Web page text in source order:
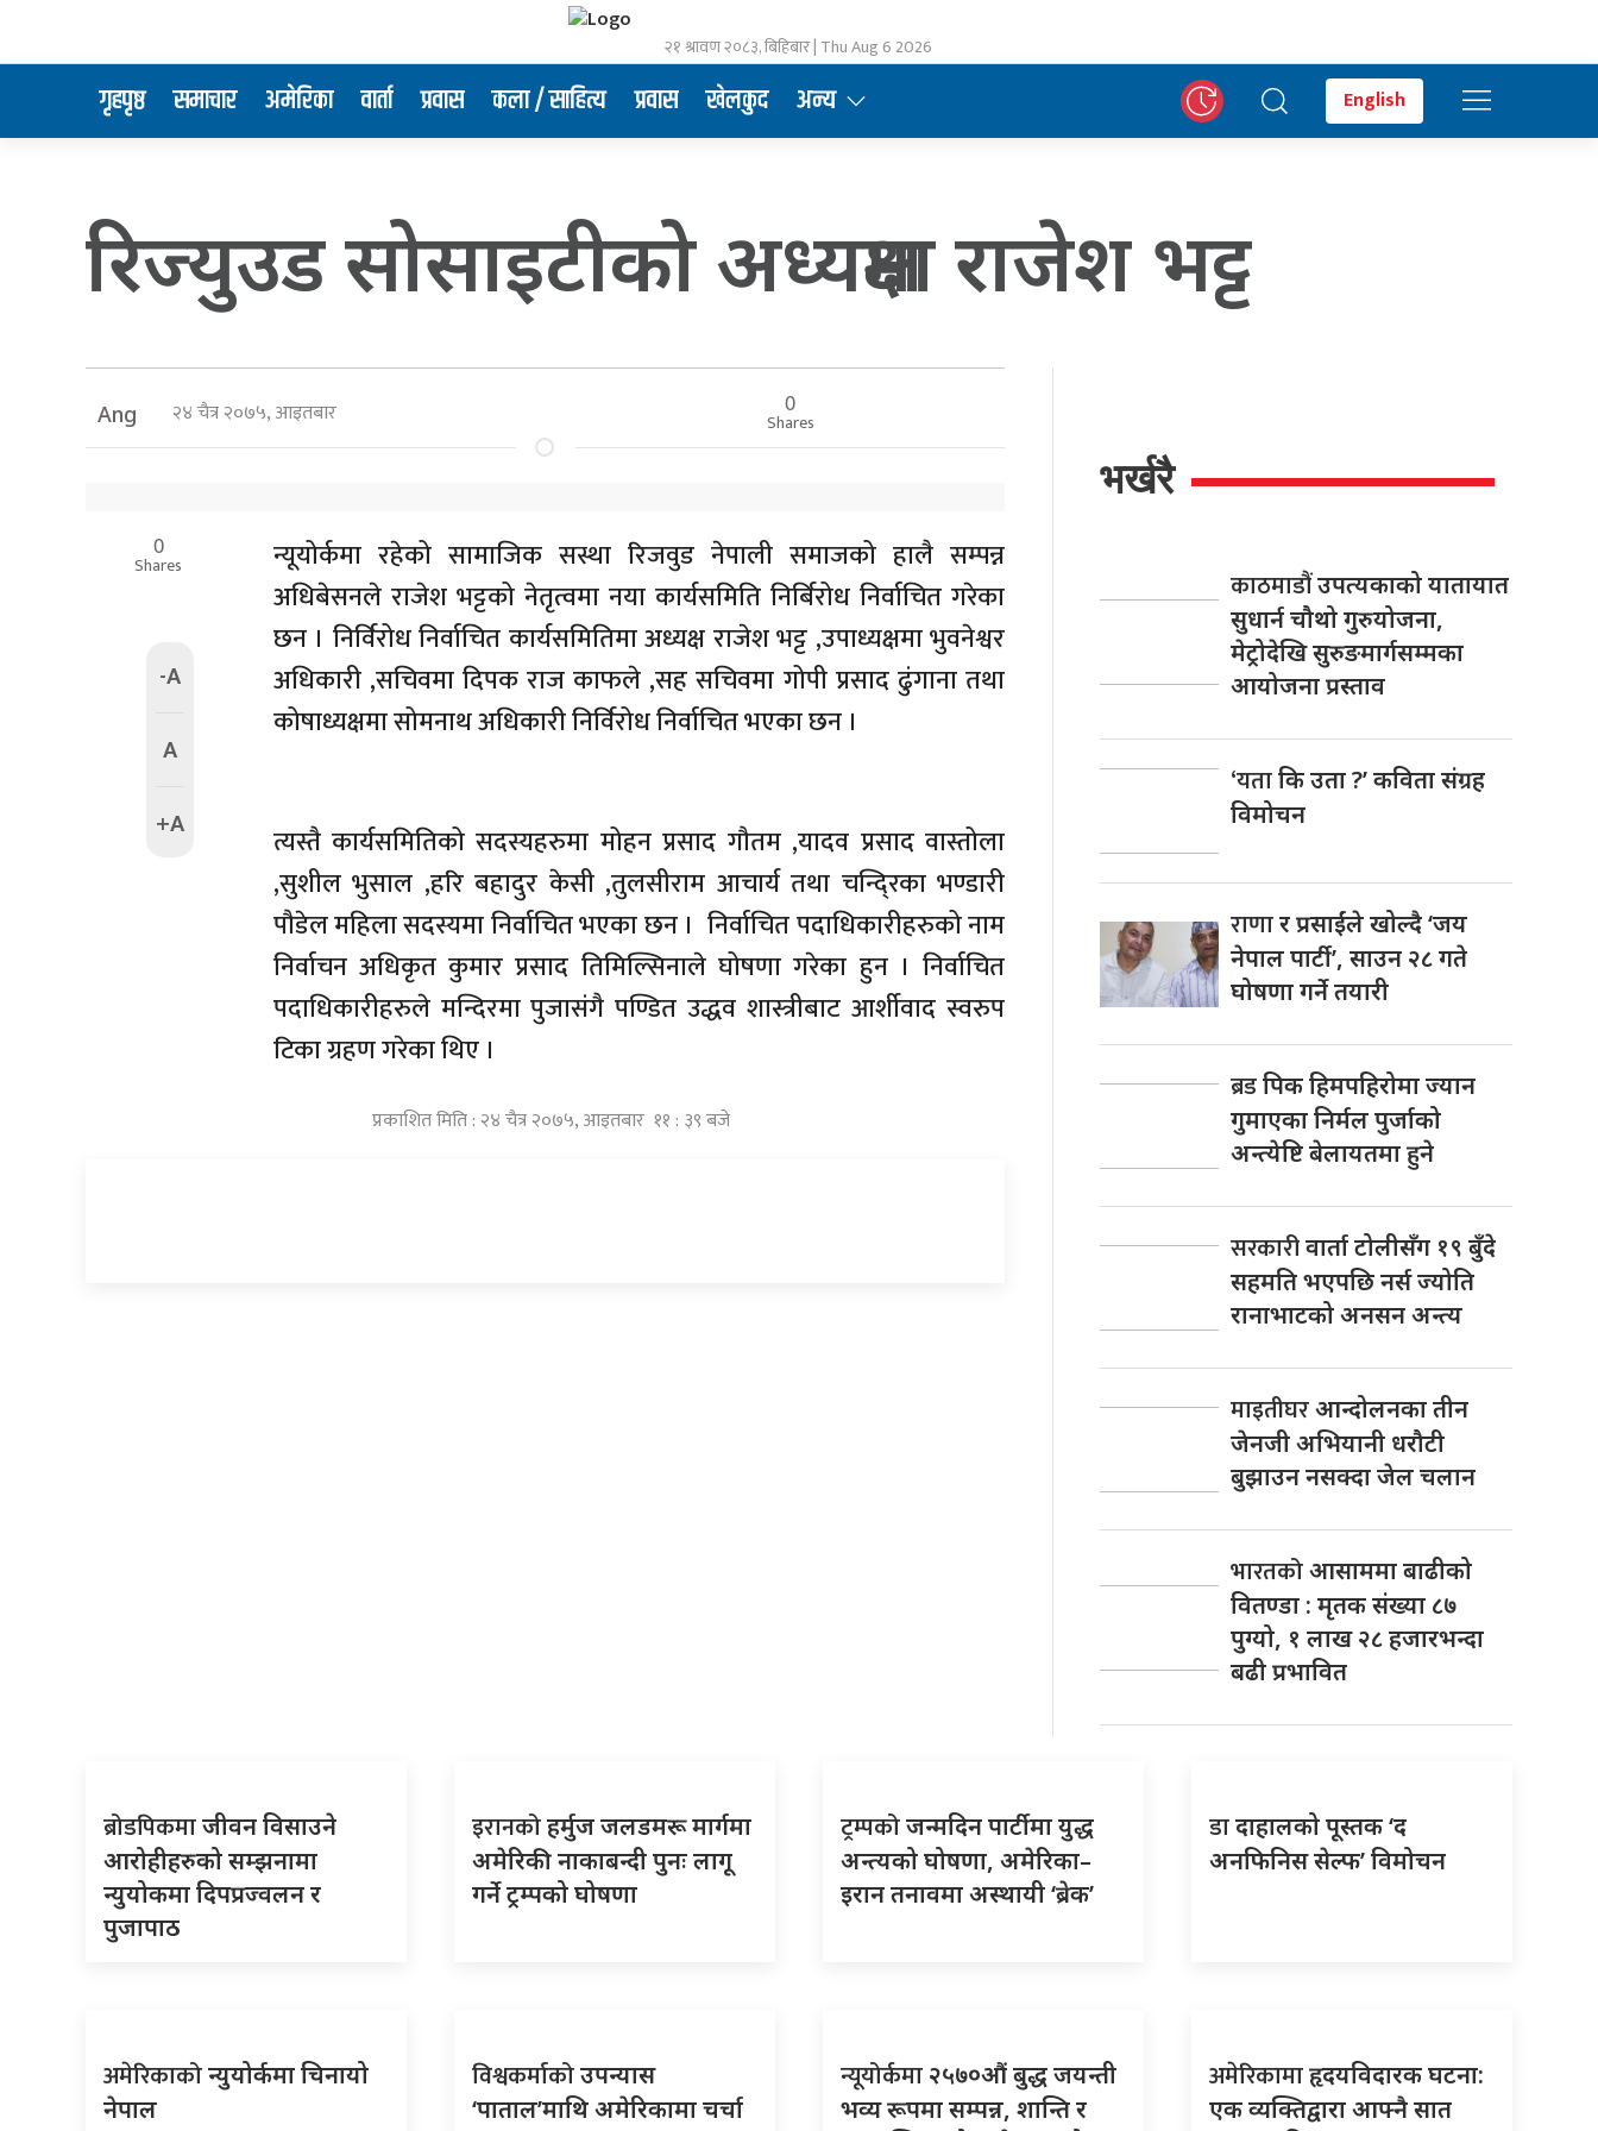
२१ श्रावण २०८३, बिहिबार | Thu Aug 6 2026
गृहपृष्ठ समाचार अमेरिका वार्ता प्रवास कला / साहित्य प्रवास खेलकुद अन्य English
रिज्युउड सोसाइटीको अध्यक्षमा राजेश भट्ट
Ang २४ चैत्र २०७५, आइतबार 0
Shares
0
Shares
-A
A
+A
न्यूयोर्कमा रहेको सामाजिक सस्था रिजवुड नेपाली समाजको हालै सम्पन्न
अधिबेसनले राजेश भट्टको नेतृत्वमा नया कार्यसमिति निर्बिरोध निर्वाचित गरेका
छन । निर्विरोध निर्वाचित कार्यसमितिमा अध्यक्ष राजेश भट्ट ,उपाध्यक्षमा भुवनेश्वर
अधिकारी ,सचिवमा दिपक राज काफले ,सह सचिवमा गोपी प्रसाद ढुंगाना तथा
कोषाध्यक्षमा सोमनाथ अधिकारी निर्विरोध निर्वाचित भएका छन ।
त्यस्तै कार्यसमितिको सदस्यहरुमा मोहन प्रसाद गौतम ,यादव प्रसाद वास्तोला
,सुशील भुसाल ,हरि बहादुर केसी ,तुलसीराम आचार्य तथा चन्दि्रका भण्डारी
पौडेल महिला सदस्यमा निर्वाचित भएका छन । निर्वाचित पदाधिकारीहरुको नाम
निर्वाचन अधिकृत कुमार प्रसाद तिमिल्सिनाले घोषणा गरेका हुन । निर्वाचित
पदाधिकारीहरुले मन्दिरमा पुजासंगै पण्डित उद्धव शास्त्रीबाट आर्शीवाद स्वरुप
टिका ग्रहण गरेका थिए ।
प्रकाशित मिति : २४ चैत्र २०७५, आइतबार ११ : ३९ बजे
भर्खरै
काठमाडौंउपत्यकाको यातायात
सुधार्न चौथो गुरुयोजना,
मेट्रोदेखि सुरुङमार्गसम्मका
आयोजना प्रस्ताव
‘यताकि उता ?’ कविता संग्रह
विमोचन
राणार प्रसाईंले खोल्दै ‘जय
नेपाल पार्टी’, साउन २८ गते
घोषणा गर्ने तयारी
ब्रडपिक हिमपहिरोमा ज्यान
गुमाएका निर्मल पुर्जाको
अन्त्येष्टि बेलायतमा हुने
सरकारीवार्ता टोलीसँग १९ बुँदे
सहमति भएपछि नर्स ज्योति
रानाभाटको अनसन अन्त्य
माइतीघरआन्दोलनका तीन
जेनजी अभियानी धरौटी
बुझाउन नसक्दा जेल चलान
भारतकोआसाममा बाढीको
वितण्डा : मृतक संख्या ८७
पुग्यो, १ लाख २८ हजारभन्दा
बढी प्रभावित
ब्रोडपिकमाजीवन विसाउने
आरोहीहरुको सम्झनामा
न्युयोकमा दिपप्रज्वलन र
पुजापाठ
इरानकोहर्मुज जलडमरू मार्गमा
अमेरिकी नाकाबन्दी पुनः लागू
गर्ने ट्रम्पको घोषणा
ट्रम्पकोजन्मदिन पार्टीमा युद्ध
अन्त्यको घोषणा, अमेरिका–
इरान तनावमा अस्थायी ‘ब्रेक’
डादाहालको पूस्तक ‘द
अनफिनिस सेल्फ’ विमोचन
अमेरिकाकोन्युयोर्कमा चिनायो
नेपाल
विश्वकर्माकोउपन्यास
‘पाताल’माथि अमेरिकामा चर्चा
न्यूयोर्कमा २५७०औं बुद्ध जयन्ती
भव्य रूपमा सम्पन्न, शान्ति र
अमेरिकामाहृदयविदारक घटना:
एक व्यक्तिद्वारा आफ्नै सात